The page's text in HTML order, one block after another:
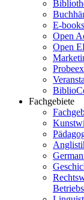
E-books
Open
Open
Fachgebiete